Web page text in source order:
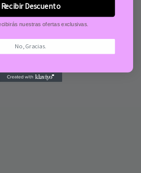
Recibir Descuento
nuestras ofertas exclusivas.
No, Gracias.